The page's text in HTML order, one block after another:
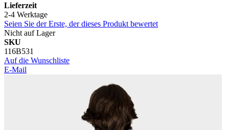
Lieferzeit
2-4 Werktage
Seien Sie der Erste, der dieses Produkt bewertet
Nicht auf Lager
SKU
116B531
Auf die Wunschliste
E-Mail